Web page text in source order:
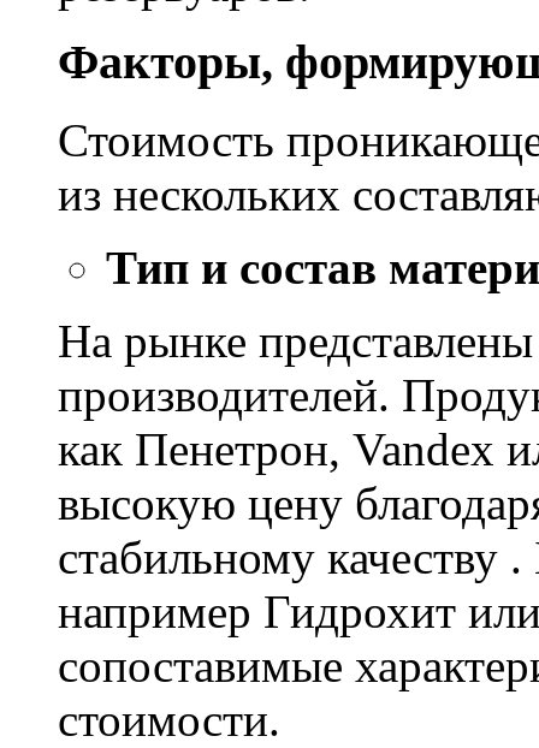
Факторы,
Стоимость
из нескольких
Тип и состав
На рынке
производителей.
как Пенетрон, Vandex
высокую цену
стабильному качеству
например Гидрохит
сопоставимые
стоимости.